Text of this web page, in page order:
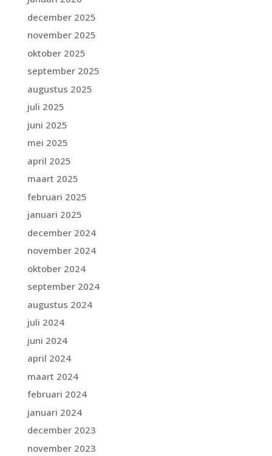
december 2025
november 2025
oktober 2025
september 2025
augustus 2025
juli 2025
juni 2025
mei 2025
april 2025
maart 2025
februari 2025
januari 2025
december 2024
november 2024
oktober 2024
september 2024
augustus 2024
juli 2024
juni 2024
april 2024
maart 2024
februari 2024
januari 2024
december 2023
november 2023